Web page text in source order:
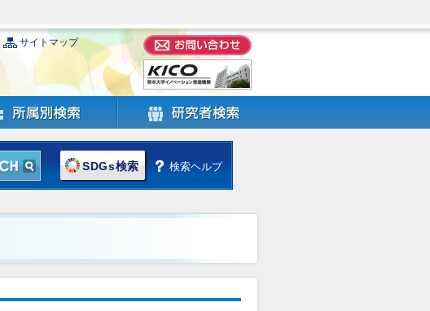
サイトマップ
SDGs検索 検索ヘルプ